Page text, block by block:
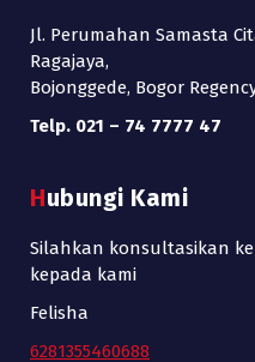
Jl. Perumahan Samasta
Ragajaya,
Bojonggede, Bogor
Telp. 021 – 74 7777 47
Hubungi Kami
Silahkan konsultasikan
kepada kami
Felisha
6281355460688